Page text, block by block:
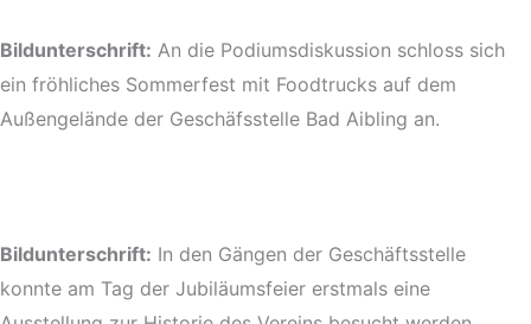
Bildunterschrift: An die Podiumsdiskussion schloss sich
ein fröhliches Sommerfest mit Foodtrucks auf dem
Außengelände der Geschäfsstelle Bad Aibling an.
Bildunterschrift: In den Gängen der Geschäftsstelle
konnte am Tag der Jubiläumsfeier erstmals eine